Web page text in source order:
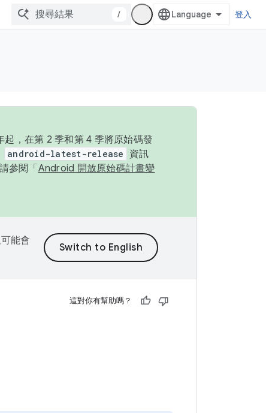
/ 登入
，在第 2 季和第 4 季將原始碼發
android-latest-release
資訊
參閱「 Android 開放原始碼計畫變
能會
這對你有幫助嗎？